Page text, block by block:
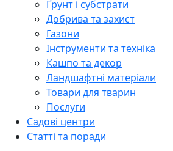
Ґрунт і субстрати
Добрива та захист
Газони
Інструменти та техніка
Кашпо та декор
Ландшафтні матеріали
Товари для тварин
Послуги
Садові центри
Статті та поради